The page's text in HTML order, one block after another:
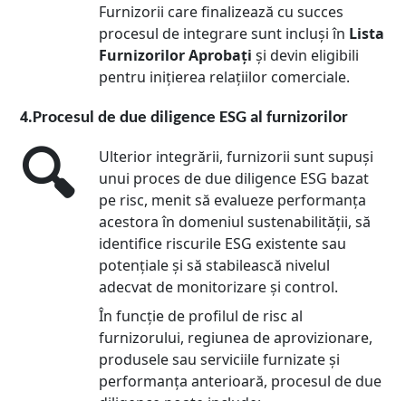
Furnizorii care finalizează cu succes
procesul de integrare sunt incluși în Lista
Furnizorilor Aprobați și devin eligibili
pentru inițierea relațiilor comerciale.
4. Procesul de due diligence ESG al furnizorilor
🔍
Ulterior integrării, furnizorii sunt supuși
unui proces de due diligence ESG bazat
pe risc, menit să evalueze performanța
acestora în domeniul sustenabilității, să
identifice riscurile ESG existente sau
potențiale și să stabilească nivelul
adecvat de monitorizare și control.
În funcție de profilul de risc al
furnizorului, regiunea de aprovizionare,
produsele sau serviciile furnizate și
performanța anterioară, procesul de due